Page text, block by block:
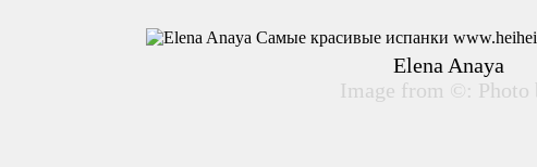
Elena Anaya
Image from ©: Photo